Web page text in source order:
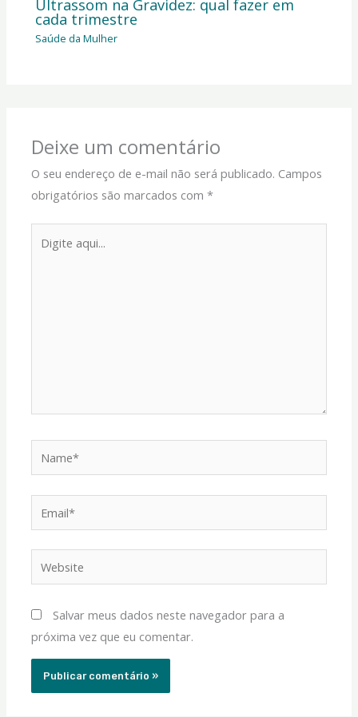
Ultrassom na Gravidez: qual fazer em
cada trimestre
Saúde da Mulher
Deixe um comentário
O seu endereço de e-mail não será publicado. Campos
obrigatórios são marcados com*
aqui...
Website
Salvar meus dados neste navegador para a
próxima vez que eu comentar.